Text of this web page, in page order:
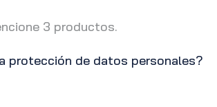
protección de datos personales?